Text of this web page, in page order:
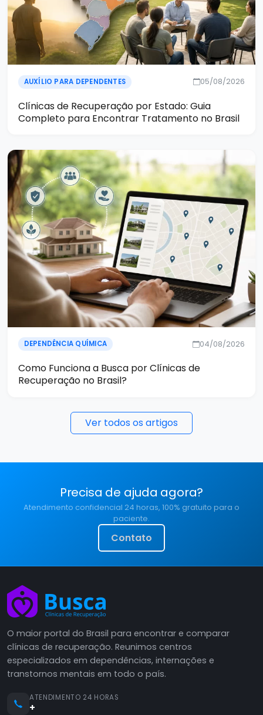
AUXÍLIO PARA DEPENDENTES 05/08/2026
Clínicas de Recuperação por Estado: Guia
Completo para Encontrar Tratamento no Brasil
DEPENDÊNCIA QUÍMICA 04/08/2026
Como Funciona a Busca por Clínicas de
Recuperação no Brasil?
Ver todos os artigos
Precisa de ajuda agora?
Atendimento confidencial 24 horas, 100% gratuito para o
paciente.
Contato
O maior portal do Brasil para encontrar e comparar
clínicas de recuperação. Reunimos centros
especializados em dependências, internações e
transtornos mentais em todo o país.
ATENDIMENTO 24 HORAS
+